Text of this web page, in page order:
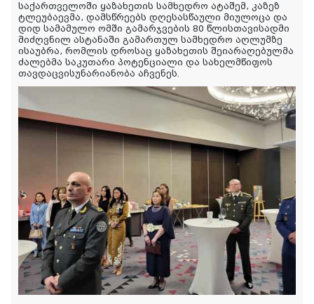
საქართველოში ყაზახეთის სამხედრო ატაშემ, კაზეზ
ტლეუბაევმა, დამსწრეებს დღესასწაული მიულოცა და
დიდ სამამულო ომში გამარჯვების 80 წლისთავისადმი
მიძღვნილ ასტანაში გამართულ სამხედრო აღლუმზე
ისაუბრა, რომლის დროსაც ყაზახეთის შეიარაღებულმა
ძალებმა საკუთარი პოტენციალი და სახელმწიფოს
თავდაცვისუნარიანობა აჩვენეს.